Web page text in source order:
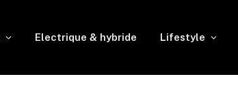
Electrique & hybride Lifestyle